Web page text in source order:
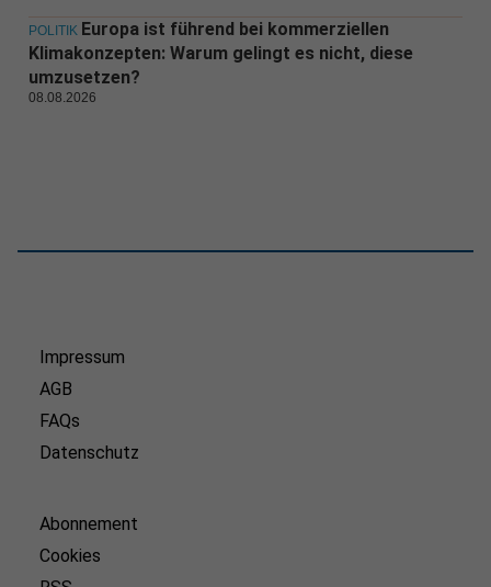
POLITIK Europa ist führend bei kommerziellen
Klimakonzepten: Warum gelingt es nicht, diese
umzusetzen?
08.08.2026
Impressum
AGB
FAQs
Datenschutz
Abonnement
Cookies